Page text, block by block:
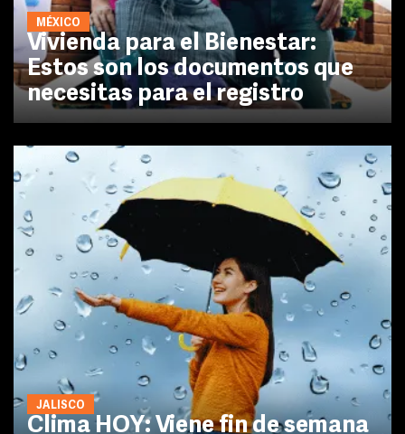
MÉXICO
Vivienda para el Bienestar:
Estos son los documentos que
necesitas para el registro
JALISCO
Clima HOY: Viene fin de semana